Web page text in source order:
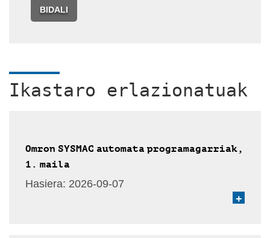
BIDALI
Ikastaro erlazionatuak
Omron SYSMAC automata programagarriak,
1. maila
Hasiera: 2026-09-07
+